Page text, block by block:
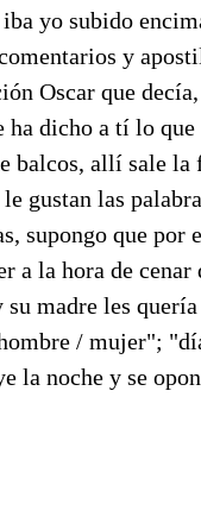
yo subido
y
Oscar que
dicho a tí lo
balcos, allí sale la
gustan las
supongo que
a la hora de
madre les
/ mujer";
la noche y se